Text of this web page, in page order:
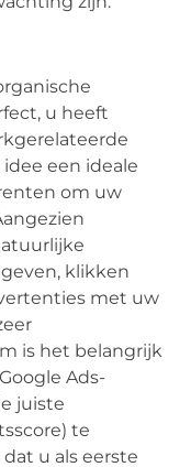
u heeft
een ideale
om uw
klikken
met uw
is het belangrijk
Ads-
juiste
te
u als eerste